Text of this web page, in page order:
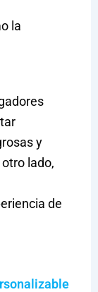
la
y
lado,
de